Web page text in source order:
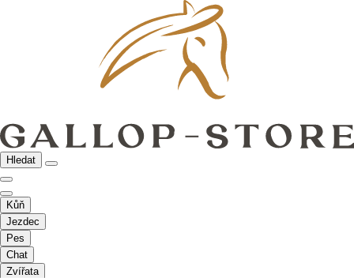
Hledat
Kůň
Jezdec
Pes
Chat
Zvířata